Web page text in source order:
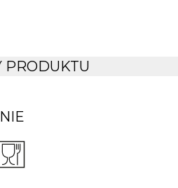
i nie
spełnia europejskie
zawartości
PRODUKTU